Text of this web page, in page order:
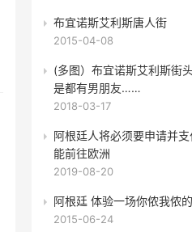
布宜诺斯艾利斯唐人街
2015-04-08
(多图）布宜诺斯艾利斯街
是都有男朋友……
2018-03-17
阿根廷人将必须要申请并
能前往欧洲
2019-08-20
阿根廷 体验一场你侬我侬
2015-06-24